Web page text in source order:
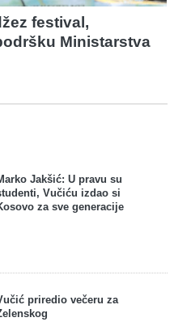
festival,
Ministarstva
Jakšić: U pravu su
Vučiću izdao si
za sve generacije
priredio večeru za